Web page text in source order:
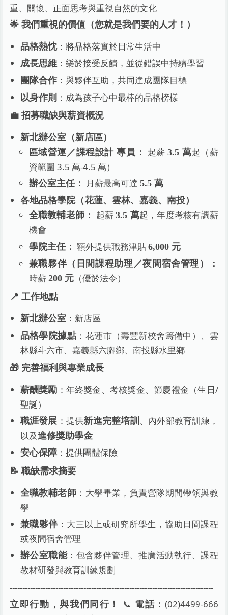
重、關懷、正面思考與重視自然的文化
🌟 我們重視的價值（您就是我們要的人才！）
品格熱忱：將品格落實於日常生活中
成長思維：樂於接受反饋，並從錯誤中持續學習
團隊合作：與夥伴互助，共同達成團隊目標
以身作則：成為孩子心中最棒的品格榜樣
💼 招募職缺與薪資概況
新北辦公室（新店區）
區域營運／課程設計 專員：
起薪3.5 萬起（薪
資範圍 3.5 萬-4.5 萬）
辦公室主任： 月薪最高可達 5.5 萬
各地品格學院（花蓮、雲林、嘉義、南投）
全職教輔老師：
起薪3.5 萬起，年度考核有調薪
機會
學院主任： 額外提供職務津貼 6,000 元
兼職夥伴（日間課程助理／夜間宿舍管理）：
時薪 200 元（優於法令）
📍 工作地點
新北辦公室：新店區
品格學院據點 ：花蓮市（壽豐新校舍籌備中）、雲
林縣斗六市、嘉義縣六腳鄉、南投縣水里鄉
🎁 完善福利與專業成長
薪酬獎勵 ：年終獎金、考核獎金、節慶禮金（生日/
聖誕）
職涯發展 ：提供新進完整培訓 、內外部教育訓練，
以及進修獎助學金
安心保障：提供團體保險
📝 職缺需求摘要
全職教輔老師 ：大學畢業，負責營隊期間帶領與教
學
兼職夥伴：大三以上或研究所學生，協助日間課程
或夜間宿舍管理
辦公室職能：包含夥伴管理、推廣活動執行、課程
教材研發與教育訓練規劃
--------------------------------------------------------------------------------
立即行動，與我們同行！ 📞 電話： (02)4499-666